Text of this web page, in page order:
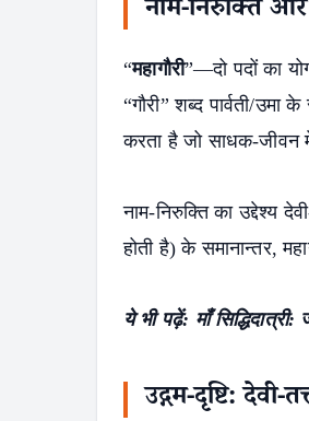
नाम-निरुक्ति और
“महागौरी”—दो पदों का
“गौरी” शब्द पार्वती/
करता है जो साधक-जीवन
नाम-निरुक्ति का उद्देश्य
होती है) के समानान्तर,
ये भी पढ़ें: माँ
उद्गम-दृष्टि: देवी-